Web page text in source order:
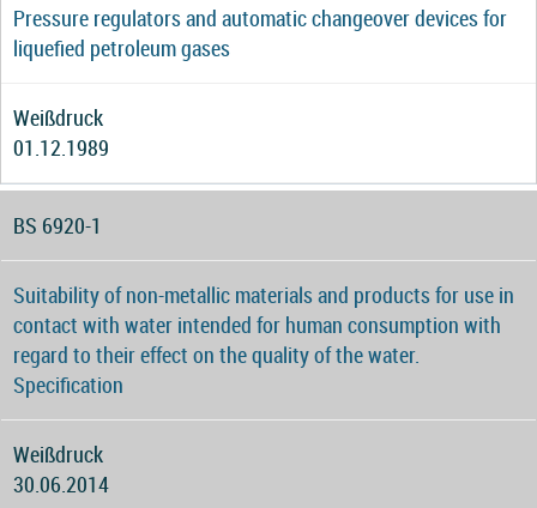
Pressure regulators and automatic changeover devices for
liquefied petroleum gases
Weißdruck
01.12.1989
BS 6920-1
Suitability of non-metallic materials and products for use in
contact with water intended for human consumption with
regard to their effect on the quality of the water.
Specification
Weißdruck
30.06.2014